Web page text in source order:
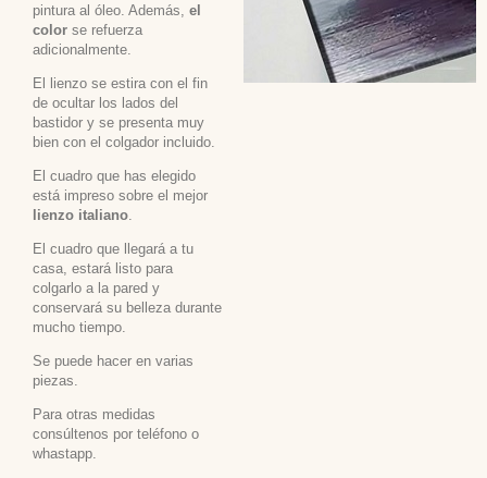
pintura al óleo. Además, el
color se refuerza
adicionalmente.
El lienzo se estira con el fin
de ocultar los lados del
bastidor y se presenta muy
bien con el colgador incluido.
El cuadro que has elegido
está impreso sobre el mejor
lienzo italiano
El cuadro que llegará a tu
casa, estará listo para
colgarlo a la pared y
conservará su belleza durante
mucho tiempo.
Se puede hacer en varias
piezas.
Para otras medidas
consúltenos por teléfono o
whastapp.